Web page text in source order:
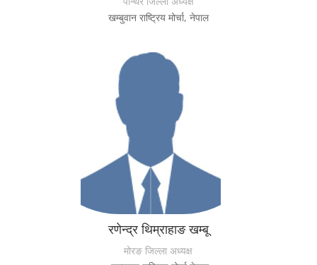
खम्बुवान राष्ट्रिय मोर्चा, नेपाल
रणेन्द्र थिम्राहाङ खम्बू
मोरङ जिल्ला अध्यक्ष